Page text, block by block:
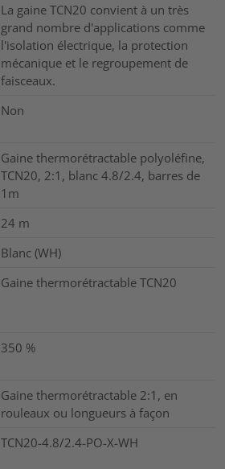
La gaine TCN20 convient à un très
grand nombre d'applications comme
l'isolation électrique, la protection
mécanique et le regroupement de
faisceaux.
Non
Gaine thermorétractable polyoléfine,
TCN20, 2:1, blanc 4.8/2.4, barres de
1m
24 m
Blanc (WH)
Gaine thermorétractable TCN20
350 %
Gaine thermorétractable 2:1, en
rouleaux ou longueurs à façon
TCN20-4.8/2.4-PO-X-WH